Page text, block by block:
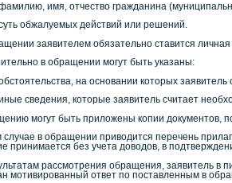
имя, отчество гражданина
обжалуемых действий или решений.
заявителем обязательно ставится личная
в обращении могут быть указаны:
на основании которых
сведения, которые заявитель считает
могут быть приложены копии документов,
случае в обращении приводится перечень
принимается без учета доводов, в
рассмотрения обращения, заявитель в
мотивированный ответ по поставленным в